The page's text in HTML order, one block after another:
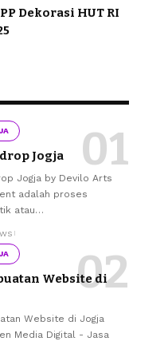
Dekorasi HUT RI
Jogja
Jogja by Devilo Arts
adalah proses
atau…
Website di
Website di Jogja
Media Digital - Jasa